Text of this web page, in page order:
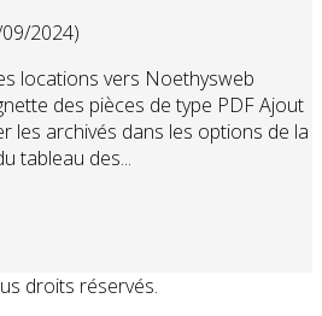
2024)
locations vers Noethysweb
des pièces de type PDF Ajout
les archivés dans les options de la
tableau des...
droits réservés.